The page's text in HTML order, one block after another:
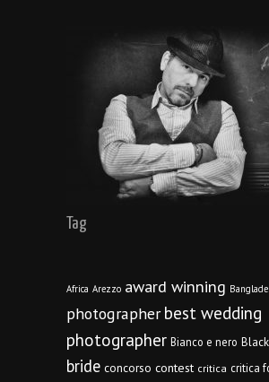
Tag
Africa Arezzo award winning
photographer best wedding
photographer Bianco e nero
bride concorso contest critica critica